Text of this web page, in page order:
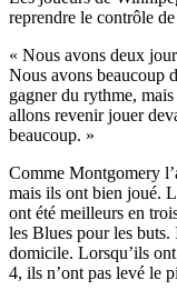
reprendre le contrôle de
« Nous avons deux
Nous avons beaucoup
gagner du rythme,
allons revenir jouer
beaucoup. »
Comme Montgomery
mais ils ont bien joué.
ont été meilleurs en
les Blues pour les buts.
domicile. Lorsqu’ils
4, ils n’ont pas levé le